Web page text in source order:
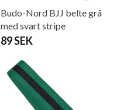
Budo-Nord BJJ belte grå
med svart stripe
89 SEK